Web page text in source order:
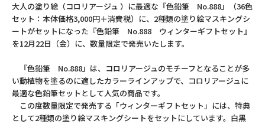
大人の塗り絵（コロリアージュ ）に最適な『色鉛筆 No.888』（36色
セット：本体価格3,000円＋消費税）に、2種類の塗り絵マスキングシ
ートがセットになった『色鉛筆 No.888 ウィンターギフトセット』
を12月22日（金）に、数量限定で発売いたします。
『色鉛筆 No.888』は、コロリアージュのモチーフとなることが多
い動植物を塗るのに適したカラーラインアップで、コロリアージュに
最適な色鉛筆セットとして人気の商品です。
この度数量限定で発売する「ウィンターギフトセット」には、特典
として2種類の塗り絵マスキングシートをセットにしています。白黒